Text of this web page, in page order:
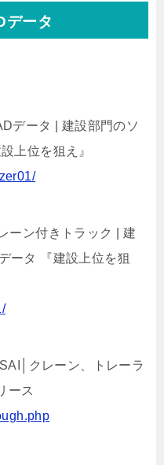
データ
データ | 建設部門のソ
上位を狙え』
ーン付きトラック | 建
ータ 『建設上位を狙
クレーン、トレーラ
ース